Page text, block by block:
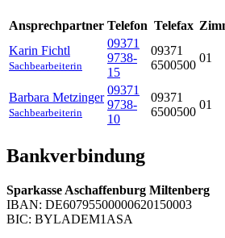
Ansprechpartner Telefon Telefax
Karin Fichtl
Sachbearbeiterin
09371
9738-
15
09371
6500500
01
Barbara Metzinger
Sachbearbeiterin
09371
9738-
10
09371
6500500
01
Bankverbindung
Sparkasse Aschaffenburg Miltenberg
IBAN: DE60795500000620150003
BIC: BYLADEM1ASA